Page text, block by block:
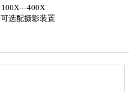
100X—400X
可选配摄影装置